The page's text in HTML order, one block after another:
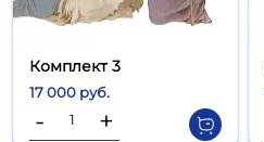
Комплект 3
17 000 руб.
- +